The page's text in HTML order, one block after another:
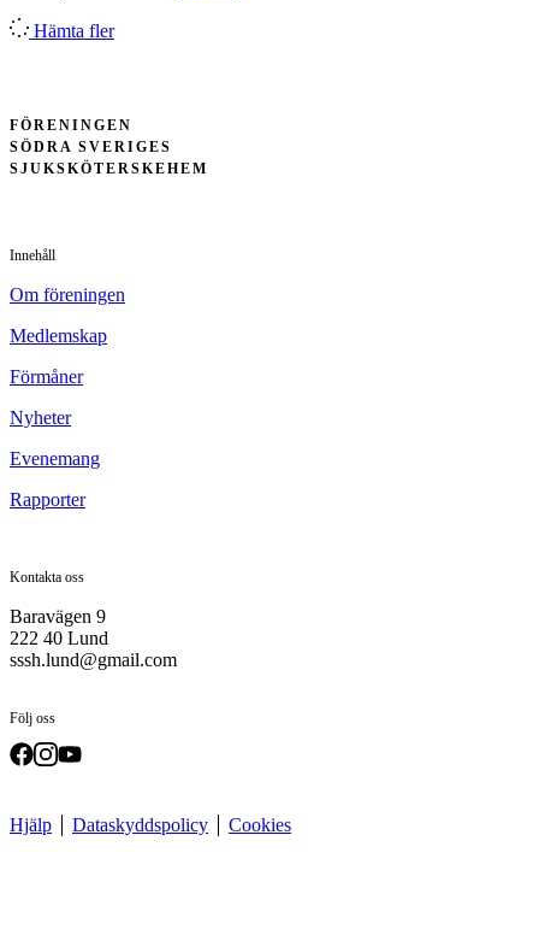
Hämta fler
FÖRENINGEN
SÖDRA SVERIGES
SJUKSKÖTERSKEHEM
Innehåll
Om föreningen
Medlemskap
Förmåner
Nyheter
Evenemang
Rapporter
Kontakta oss
Baravägen 9
222 40 Lund
sssh.lund@gmail.com
Följ oss
Hjälp Dataskyddspolicy Cookies